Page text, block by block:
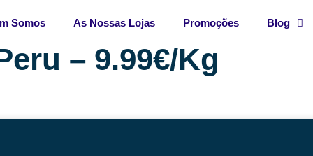
Somos As Nossas Lojas Promoções Blog
– 9.99€/Kg